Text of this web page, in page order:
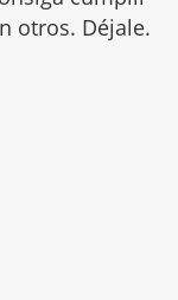
otros. Déjale.